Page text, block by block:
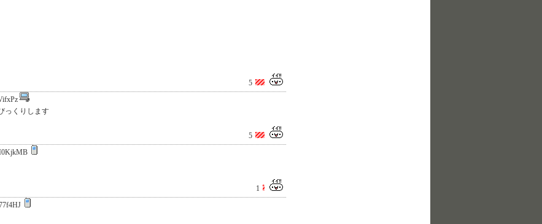
5
っくりします
5
1